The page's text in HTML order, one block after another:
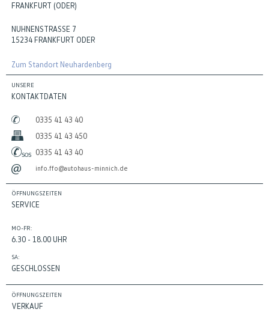
FRANKFURT (ODER)
NUHNENSTRASSE 7
15234 FRANKFURT ODER
Zum Standort Neuhardenberg
UNSERE
KONTAKTDATEN
0335 41 43 40
0335 41 43 450
0335 41 43 40
info.ffo@autohaus-minnich.de
ÖFFNUNGSZEITEN
SERVICE
MO-FR:
6.30 - 18.00 UHR
SA:
GESCHLOSSEN
ÖFFNUNGSZEITEN
VERKAUF